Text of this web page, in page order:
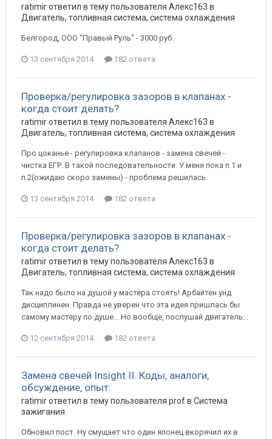
ratimirответил в тему пользователя Алекс163 в
Двигатель, топливная система, система охлаждения
Белгород, ООО "Правый Руль" - 3000 руб.
13 сентября 2014 182 ответа
Проверка/регулировка зазоров в клапанах -
когда стоит делать?
ratimirответил в тему пользователя Алекс163 в
Двигатель, топливная система, система охлаждения
Про цоканье - регулировка клапанов - замена свечей -
чистка ЕГР. В такой последовательности. У меня пока п.1 и
п.2(ожидаю скоро замены) - проблема решилась.
13 сентября 2014 182 ответа
Проверка/регулировка зазоров в клапанах -
когда стоит делать?
ratimirответил в тему пользователя Алекс163 в
Двигатель, топливная система, система охлаждения
Так надо было на душой у мастера стоять! Арбайтен унд
дисциплинен. Правда не уверен что эта идея пришлась бы
самому мастеру по душе... Но вообще, послушай двигатель...
12 сентября 2014 182 ответа
Замена свечей Insight II. Коды, аналоги,
обсуждение, опыт.
ratimirответил в тему пользователя profв Система
зажигания
Обновил пост. Ну смущает что один японец вкорячил их в